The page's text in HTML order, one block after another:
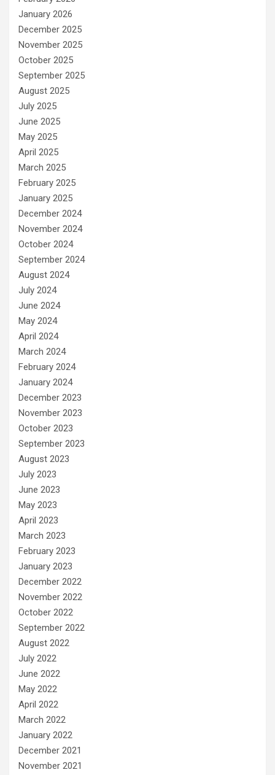
January 2026
December 2025
November 2025
October 2025
September 2025
August 2025
July 2025
June 2025
May 2025
April 2025
March 2025
February 2025
January 2025
December 2024
November 2024
October 2024
September 2024
August 2024
July 2024
June 2024
May 2024
April 2024
March 2024
February 2024
January 2024
December 2023
November 2023
October 2023
September 2023
August 2023
July 2023
June 2023
May 2023
April 2023
March 2023
February 2023
January 2023
December 2022
November 2022
October 2022
September 2022
August 2022
July 2022
June 2022
May 2022
April 2022
March 2022
January 2022
December 2021
November 2021